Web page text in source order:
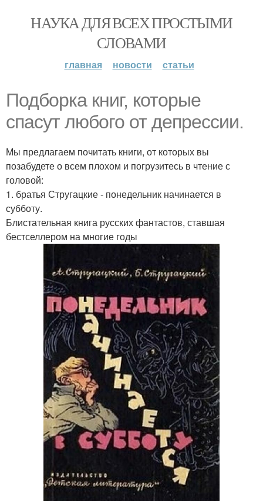
НАУКА ДЛЯ ВСЕХ ПРОСТЫМИ
СЛОВАМИ
главная новости статьи
Подборка книг, которые
спасут любого от депрессии.
Мы предлагаем почитать книги, от которых вы
позабудете о всем плохом и погрузитесь в чтение с
головой:
1. братья Стругацкие - понедельник начинается в
субботу.
Блистательная книга русских фантастов, ставшая
бестселлером на многие годы